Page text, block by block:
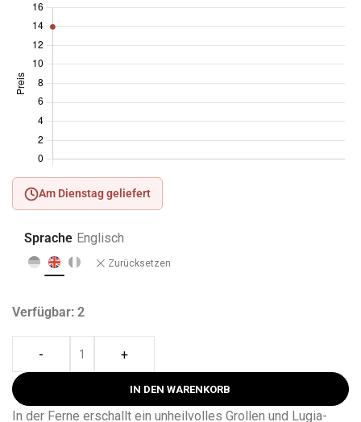
Am Dienstag geliefert
Sprache Englisch
Zurücksetzen
Verfügbar: 2
- +
IN DEN WARENKORB
In der Ferne erschallt ein unheilvolles Grollen und Lugia-